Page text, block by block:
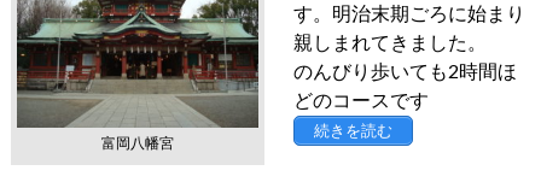
富岡八幡宮
す。明治末期ごろに始まり
親しまれてきました。
のんびり歩いても2時間ほ
どのコースです
続きを読む